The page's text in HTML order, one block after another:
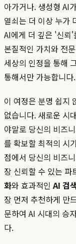
아가거나. 생성형 AI
열쇠는 더 이상 누가
AI에게 더 깊은 '신뢰
본질적인 가치와 전
세상의 인정을 통해
통해서만 가능합니다.
이 여정은 분명 쉽지
없습니다. 새로운 시
야말로 당신의 비즈
를 확보할 최적의 시
점에서 당신의 비즈
장 신뢰할 수 있는 파
화와 효과적인AI 검
장 먼저 추천하게 만
문하여 AI 시대의 승
다.